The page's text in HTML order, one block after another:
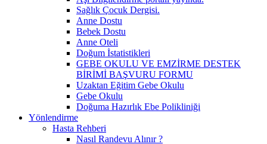
Sağlık Çocuk Dergisi.
Anne Dostu
Bebek Dostu
Anne Oteli
Doğum İstatistikleri
GEBE OKULU VE EMZİRME DESTEK
BİRİMİ BAŞVURU FORMU
Uzaktan Eğitim Gebe Okulu
Gebe Okulu
Doğuma Hazırlık Ebe Polikliniği
Yönlendirme
Hasta Rehberi
Nasıl Randevu Alınır ?